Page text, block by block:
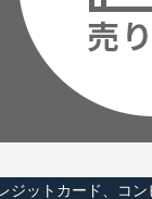
ジットカード、コン